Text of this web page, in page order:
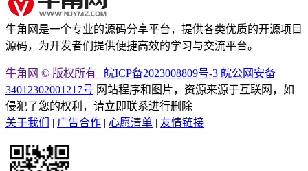
牛角网是一个专业的源码分享平台，提供各类优质的开源项目
源码，为开发者们提供便捷高效的学习与交流平台。
牛角网 © 版权所有 | 皖ICP备2023008809号-3 皖公网安备
34012302001217号 网站程序和图片，资源来源于互联网，如
侵犯了您的权利，请立即联系进行删除
关于我们
| 广告合作 | 心愿清单 | 友情链接